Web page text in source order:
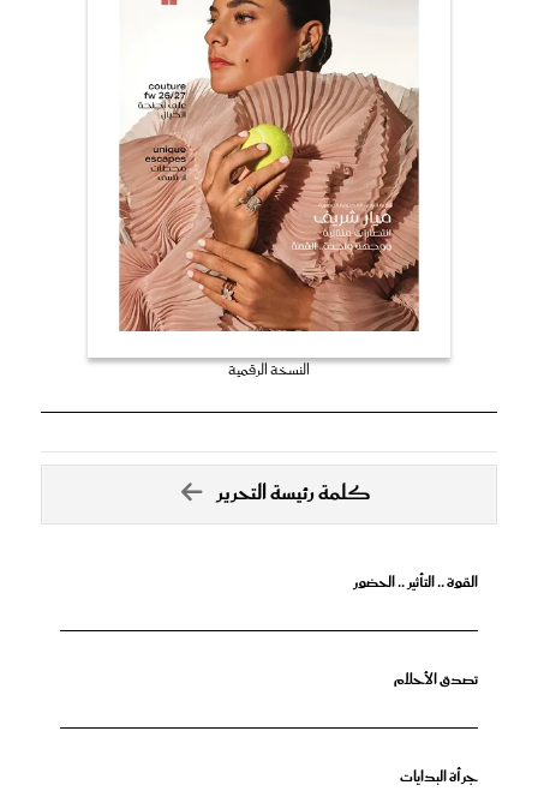
النسخة الرقمية
كلمة رئيسة التحرير
القوة .. التأثير .. الحضور
تصدق الأحلام
جرأة البدايات